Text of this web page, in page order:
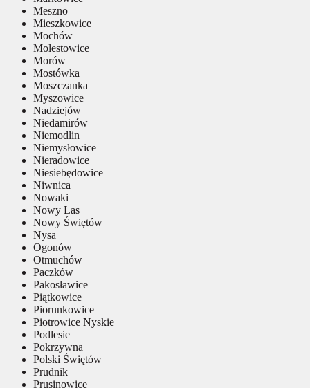
Meszno
Mieszkowice
Mochów
Molestowice
Morów
Mostówka
Moszczanka
Myszowice
Nadziejów
Niedamirów
Niemodlin
Niemysłowice
Nieradowice
Niesiebędowice
Niwnica
Nowaki
Nowy Las
Nowy Świętów
Nysa
Ogonów
Otmuchów
Paczków
Pakosławice
Piątkowice
Piorunkowice
Piotrowice Nyskie
Podlesie
Pokrzywna
Polski Świętów
Prudnik
Prusinowice